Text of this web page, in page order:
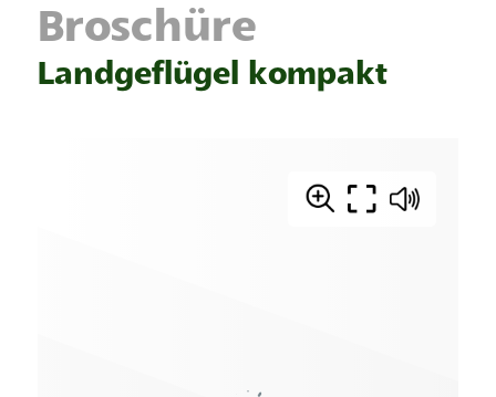
Broschüre
Landgeflügel kompakt